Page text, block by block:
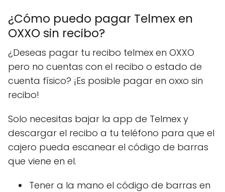
¿Cómo puedo pagar Telmex en
OXXO sin recibo?
¿Deseas pagar tu recibo telmex en OXXO
pero no cuentas con el recibo o estado de
cuenta físico? ¡Es posible pagar en oxxo sin
recibo!
Solo necesitas bajar la app de Telmex y
descargar el recibo a tu teléfono para que el
cajero pueda escanear el código de barras
que viene en el.
Tener a la mano el código de barras en